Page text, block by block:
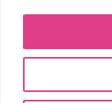
Politique de